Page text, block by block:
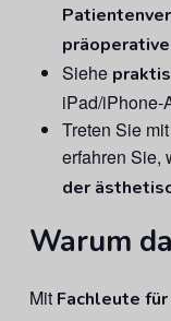
Siehe
iPad/iPhone-
Treten Sie
erfahren Sie,
der
Warum
Mit Fachleute